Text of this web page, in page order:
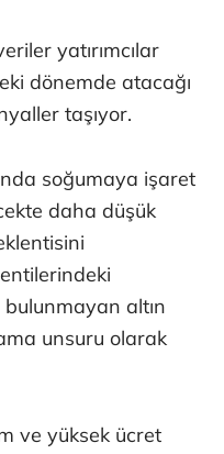
yatırımcılar
dönemde atacağı
taşıyor.
soğumaya işaret
daha düşük
altın
unsuru olarak
ve yüksek ücret